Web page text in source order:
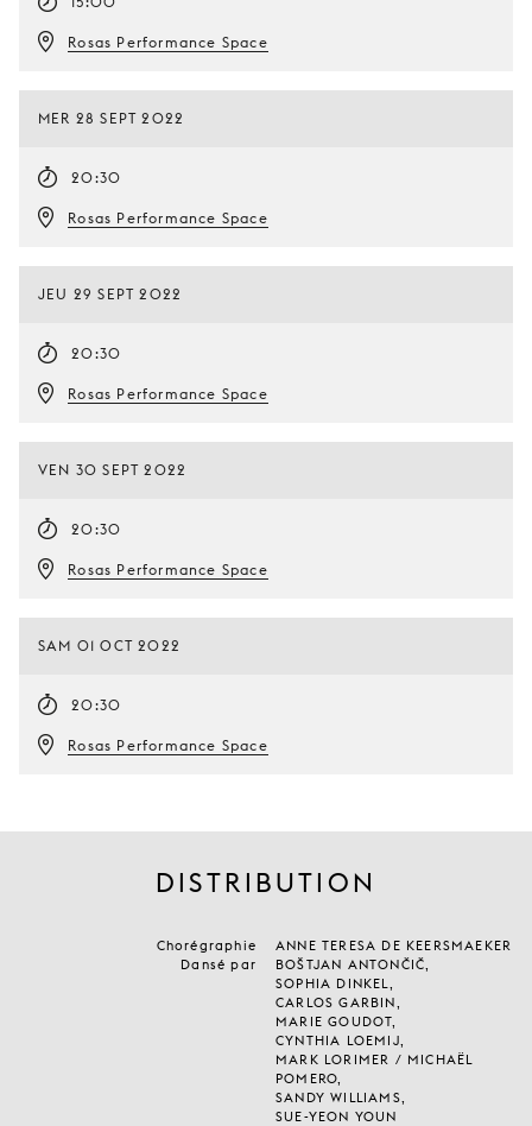
Rosas Performance Space
MER 28 SEPT 2022
20:30
Rosas Performance Space
JEU 29 SEPT 2022
20:30
Rosas Performance Space
VEN 30 SEPT 2022
20:30
Rosas Performance Space
SAM 01 OCT 2022
20:30
Rosas Performance Space
DISTRIBUTION
Chorégraphie
ANNE TERESA DE KEERSMAEKER
Dansé par
BOŠTJAN ANTONČIČ,
SOPHIA DINKEL,
CARLOS GARBIN,
MARIE GOUDOT,
CYNTHIA LOEMIJ,
MARK LORIMER / MICHAËL
POMERO,
SANDY WILLIAMS,
SUE-YEON YOUN